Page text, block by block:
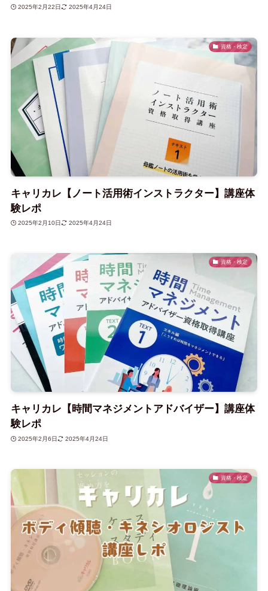
2025年2月22日 2025年4月24日
資格・検定
キャリカレ【ノート活用術インストラクター】講座体
験レポ
2025年2月10日 2025年4月24日
資格・検定
キャリカレ【時間マネジメントアドバイザー】講座体
験レポ
2025年2月6日 2025年4月24日
資格・検定